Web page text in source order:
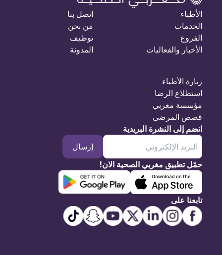
الأطباء
الخدمات
الفروع
الأخبار والفعاليات
اتصل بنا
من نحن
توظيف
المدونة
زيارة الأطباء
استطلاع الرضا
مؤسسة مغربي
قصص المرضى
انضم إلى النشرة البريدية
إرسال
حمّل تطبيق مغربي الصحية الان!
تابعنا على